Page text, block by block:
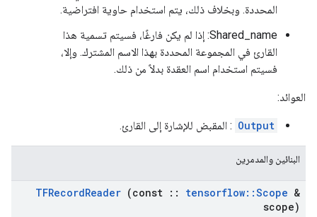
المحددة. وبخلاف ذلك، يتم استخدام حاوية افتراضية.
Shared_name: إذا لم يكن فارغًا، فسيتم تسمية هذا
القارئ في المجموعة المحددة بهذا الاسم المشترك. وإلا،
فسيتم استخدام اسم العقدة بدلاً من ذلك.
العوائد:
Output : المقبض للإشارة إلى القارئ.
البنائين والمدمرين
TFRecordReader (const :: tensorflow::Scope &
scope)